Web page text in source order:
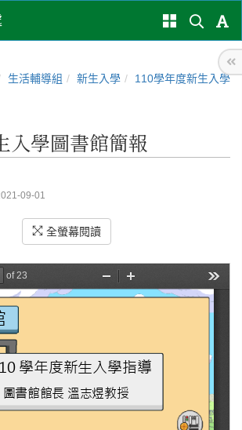
生活輔導組 新生入學
110學年度新生入學
入學圖書館簡報
09-01
全螢幕閱讀